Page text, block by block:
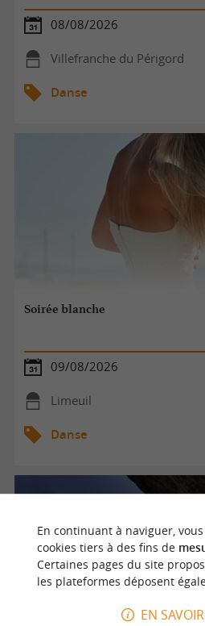
08/08/2026
Villefranche du Périgord
Danse
Soirée blanche
09/08/2026
Limeuil
Danse
En continuant à naviguer,
cookies tiers à des fins de
Certaines pages du site
les plateformes déposent
EN